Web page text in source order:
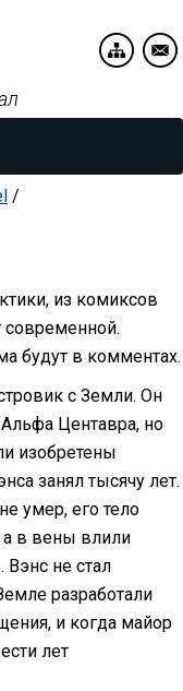
/
из комиксов
современной.
будут в комментах.
с Земли. Он
Центавра, но
изобретены
занял тысячу лет.
умер, его тело
в вены влили
не стал
разработали
и когда майор
лет